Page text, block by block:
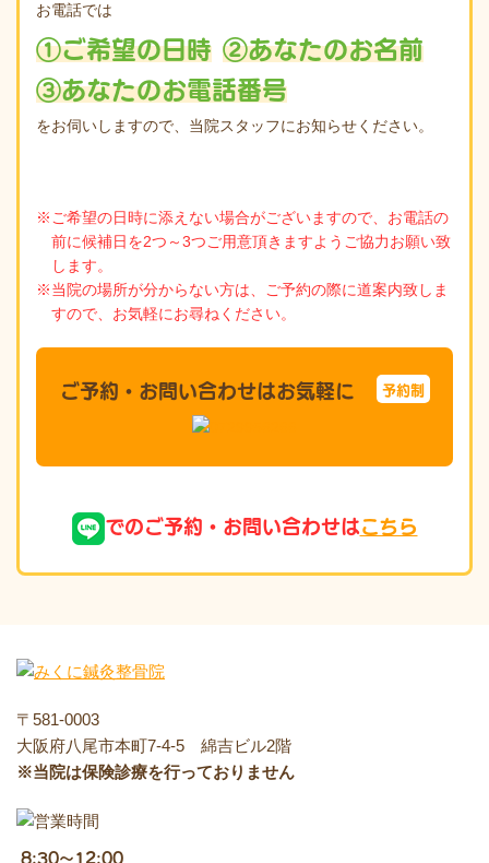
お電話では
①ご希望の日時 ②あなたのお名前
③あなたのお電話番号
をお伺いしますので、当院スタッフにお知らせください。
※ご希望の日時に添えない場合がございますので、お電話の
前に候補日を2つ～3つご用意頂きますようご協力お願い致
します。
※当院の場所が分からない方は、ご予約の際に道案内致しま
すので、お気軽にお尋ねください。
ご予約・お問い合わせはお気軽に 予約制
でのご予約・お問い合わせはこちら
〒581-0003
大阪府八尾市本町7-4-5 綿吉ビル2階
※当院は保険診療を行っておりません
8:30～12:00